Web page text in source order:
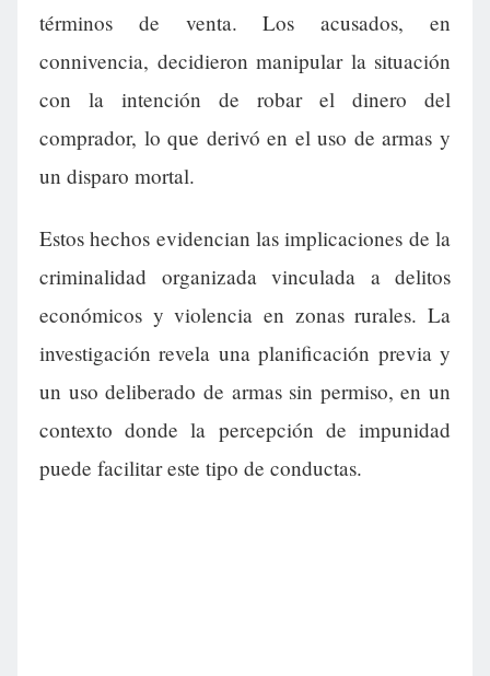
términos de venta. Los acusados, en
connivencia, decidieron manipular la situación
con la intención de robar el dinero del
comprador, lo que derivó en el uso de armas y
un disparo mortal.
Estos hechos evidencian las implicaciones de la
criminalidad organizada vinculada a delitos
económicos y violencia en zonas rurales. La
investigación revela una planificación previa y
un uso deliberado de armas sin permiso, en un
contexto donde la percepción de impunidad
puede facilitar este tipo de conductas.